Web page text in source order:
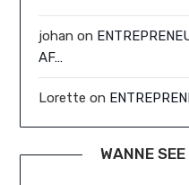
johan on
AF…
Lorette on
WANNE